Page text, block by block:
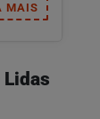
MAIS
Lidas